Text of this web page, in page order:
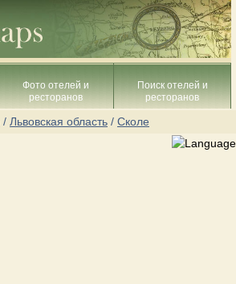
Фото отелей и
ресторанов
Поиск отелей и
ресторанов
/ Львовская область / Сколе